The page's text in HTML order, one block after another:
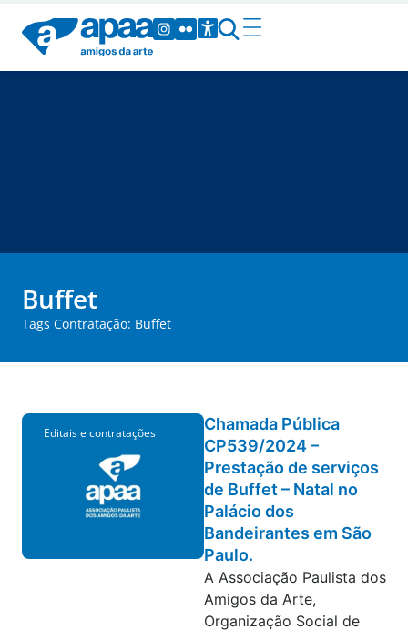
Buffet
Tags Contratação: Buffet
Editais e contratações
Chamada Pública
CP539/2024 –
Prestação de serviços
de Buffet – Natal no
Palácio dos
Bandeirantes em São
Paulo.
A Associação Paulista dos
Amigos da Arte,
Organização Social de